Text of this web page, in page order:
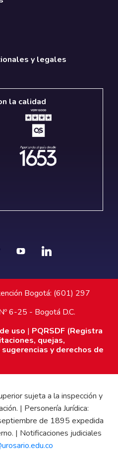
y legales
la calidad
Bogotá: (601) 297
6-25 - Bogotá D.C.
uso | PQRSDF (Registra
quejas,
y derechos de
sujeta a la inspección y
| Personería Jurídica:
de 1895 expedida
| Notificaciones judiciales